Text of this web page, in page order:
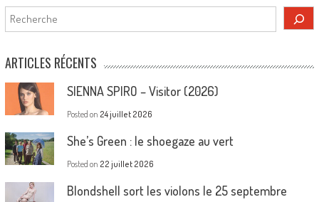
Rechercher
ARTICLES RÉCENTS
SIENNA SPIRO – Visitor (2026)
Posted on 24 juillet 2026
She’s Green : le shoegaze au vert
Posted on 22 juillet 2026
Blondshell sort les violons le 25 septembre